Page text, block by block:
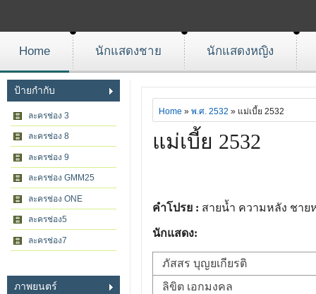
Home นักแสดงชาย นักแสดงหญิง
ป้ายกำกับ
ละครช่อง 3
ละครช่อง 8
ละครช่อง 9
ละครช่อง GMM25
ละครช่อง ONE
ละครช่อง5
ละครช่อง7
ภาพยนตร์
Home » พ.ศ. 2532 » แม่เบี้ย 2532
แม่เบี้ย 2532
คำโปรย : สายน้ำ ความหลัง ชา
นักแสดง:
ภัสสร บุญยเกียรติ
ลิขิต เอกมงคล